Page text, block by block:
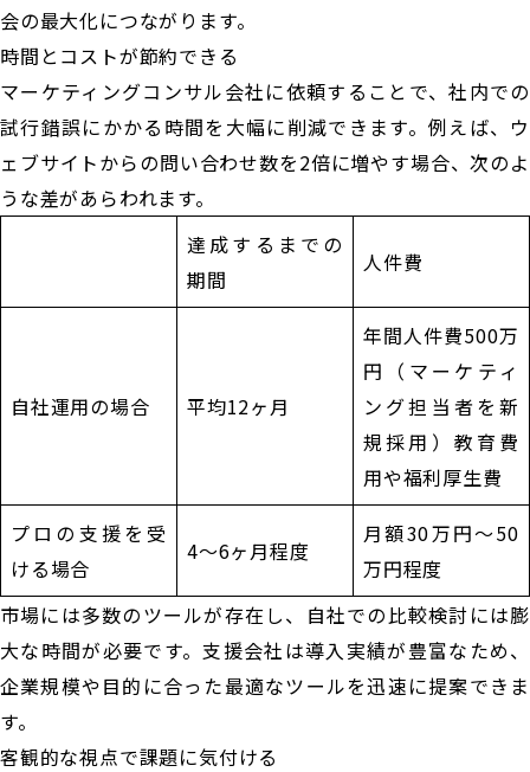
会の最大化につながります。
時間とコストが節約できる
マーケティングコンサル会社に依頼することで、社内での
試行錯誤にかかる時間を大幅に削減できます。例えば、ウ
ェブサイトからの問い合わせ数を2倍に増やす場合、次のよ
うな差があらわれます。
達成するまでの
期間
人件費
自社運用の場合 平均12ヶ月
年間人件費500万
円（マーケティ
ング担当者を新
規採用）教育費
用や福利厚生費
プロの支援を受
ける場合
4～6ヶ月程度
月額30万円〜50
万円程度
市場には多数のツールが存在し、自社での比較検討には膨
大な時間が必要です。支援会社は導入実績が豊富なため、
企業規模や目的に合った最適なツールを迅速に提案できま
す。
客観的な視点で課題に気付ける